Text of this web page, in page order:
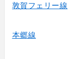
敦賀フェリー線
本郷線